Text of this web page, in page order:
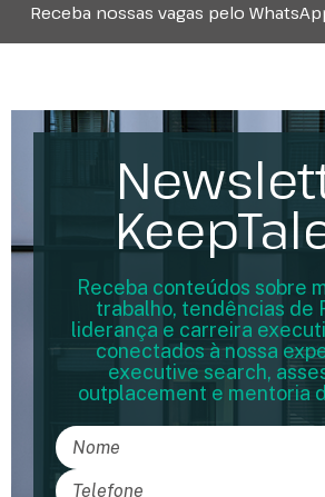
Receba nossas vagas pelo
Receba conteúdos sobre
trabalho, tendências de
liderança e carreira
conectados à nossa
executive search,
outplacement e mentoria